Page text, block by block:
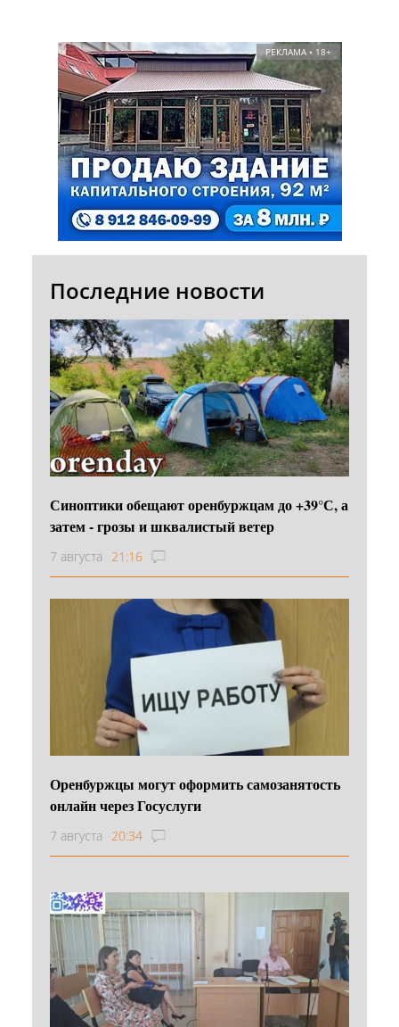
РЕКЛАМА • 18+
Последние новости
Синоптики обещают оренбуржцам до +39°С, а
затем - грозы и шквалистый ветер
7 августа 21:16
Оренбуржцы могут оформить самозанятость
онлайн через Госуслуги
7 августа 20:34